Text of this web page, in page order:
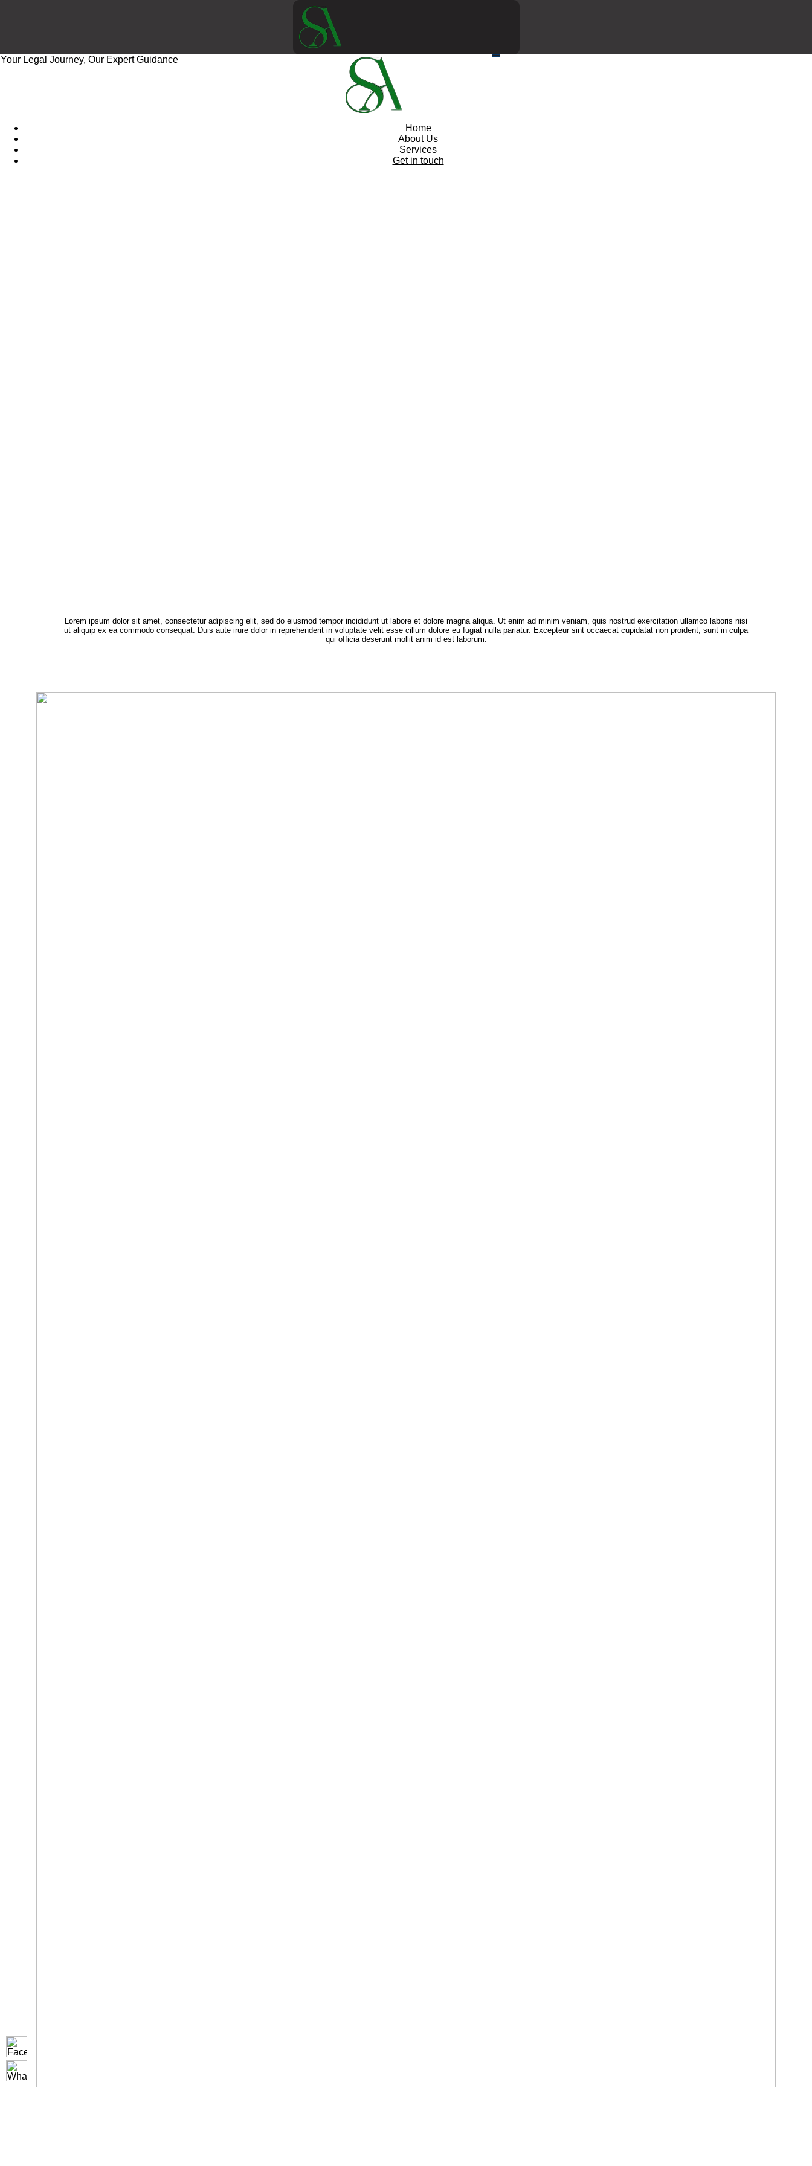
Your Legal Journey, Our Expert Guidance
Home
About Us
Services
Get in touch
Lorem ipsum dolor sit amet, consectetur adipiscing elit, sed do eiusmod tempor incididunt ut labore et dolore magna aliqua. Ut enim ad minim veniam, quis nostrud exercitation ullamco laboris nisi
ut aliquip ex ea commodo consequat. Duis aute irure dolor in reprehenderit in voluptate velit esse cillum dolore eu fugiat nulla pariatur. Excepteur sint occaecat cupidatat non proident, sunt in culpa
qui officia deserunt mollit anim id est laborum.